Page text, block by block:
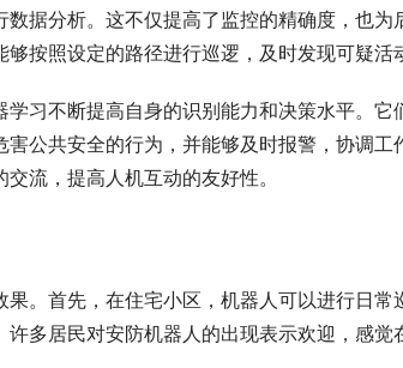
据分析。这不仅提高了监控的精确度，也为
按照设定的路径进行巡逻，及时发现可疑活
习不断提高自身的识别能力和决策水平。它
公共安全的行为，并能够及时报警，协调工
流，提高人机互动的友好性。
。首先，在住宅小区，机器人可以进行日常
多居民对安防机器人的出现表示欢迎，感觉